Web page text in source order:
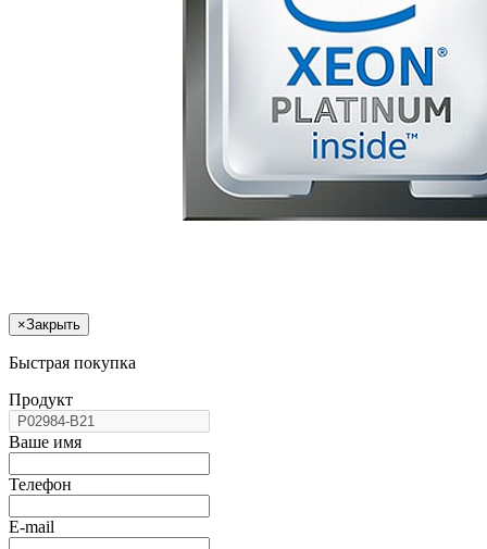
×Закрыть
Быстрая покупка
Продукт
Ваше имя
Телефон
E-mail